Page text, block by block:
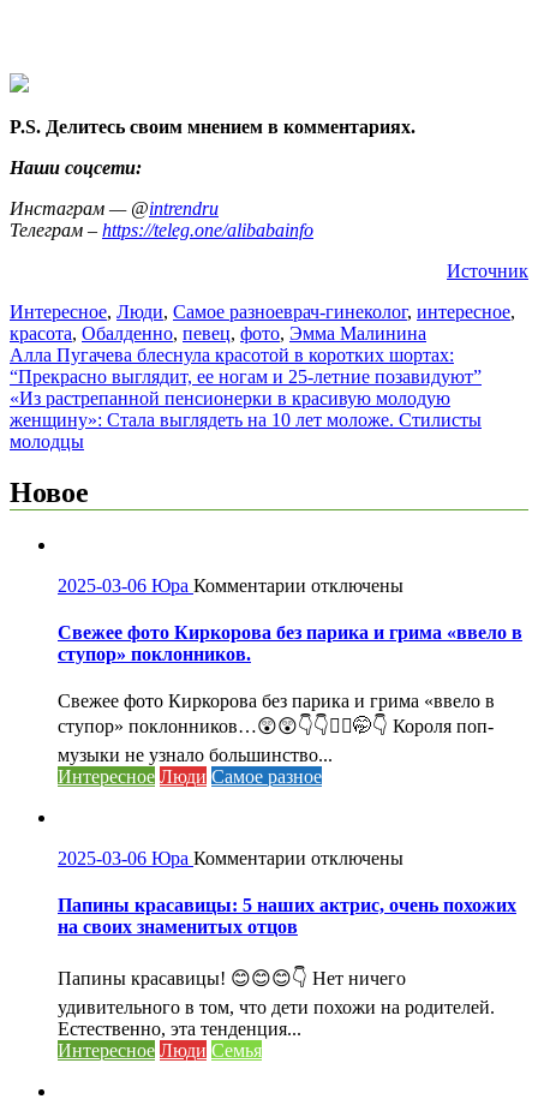
P.S. Делитесь своим мнением в комментариях.
Наши соцсети:
Инстаграм — @intrendru
Телеграм – https://teleg.one/alibabainfo
Источник
Интересное, Люди, Самое разноеврач-гинеколог, интересное,
красота, Обалденно, певец, фото, Эмма Малинина
Навигация
по
записям
Алла Пугачева блеснула красотой в коротких шортах:
“Прекрасно выглядит, ее ногам и 25-летние позавидуют”
«Из растрепанной пенсионерки в красивую молодую
женщину»: Стала выглядеть на 10 лет моложе. Стилисты
молодцы
Новое
2025-03-06 Юра Комментарии к
Свежее
фото
парика
и
грима
«ввело
отключены
Свежее фото Киркорова без парика и грима «ввело в
ступор» поклонников.
Свежее фото Киркорова без парика и грима «ввело в
ступор» поклонников…😲😲👇👇🤦‍♀️🤭👇 Короля поп-
музыки не узнало большинство...
Интересное Люди Самое разное
2025-03-06 Юра Комментарии к
Папины
красавицы:
актрис,
очень
отключены
Папины красавицы: 5 наших актрис, очень похожих
на своих знаменитых отцов
Папины красавицы! 😊😊😊👇 Нет ничего
удивительного в том, что дети похожи на родителей.
Естественно, эта тенденция...
Интересное Люди Семья